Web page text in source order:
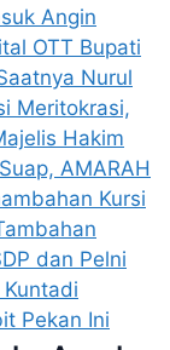
Angin
OTT Bupati
Nurul
Meritokrasi,
Hakim
AMARAH
Kursi
dan Pelni
Pekan Ini